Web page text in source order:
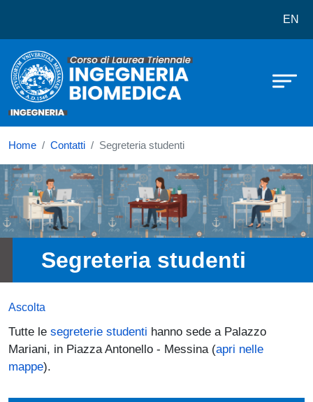
Corso di laurea in Ingegneria EN
Home Contatti Segreteria studenti
Immagine
Segreteria studenti
Ascolta
Tutte le segreterie studenti hanno sede a Palazzo
Mariani, in Piazza Antonello - Messina (apri nelle
mappe).